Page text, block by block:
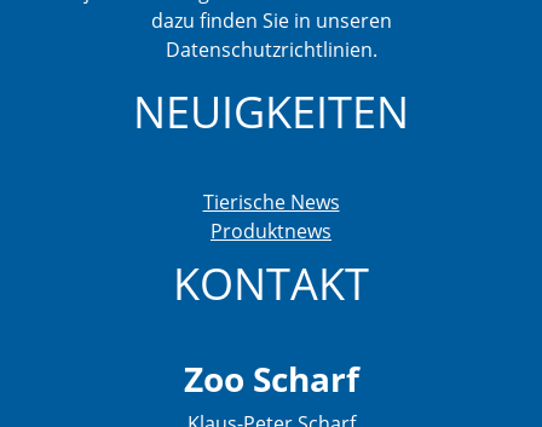
dazu finden Sie in unseren
Datenschutzrichtlinien.
NEUIGKEITEN
Tierische News
Produktnews
KONTAKT
Zoo Scharf